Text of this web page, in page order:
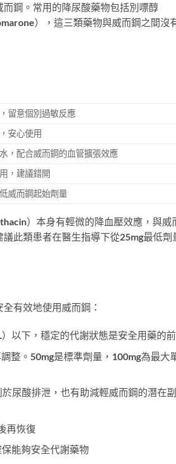
鋼。常用的降尿酸藥物包括別嘌醇
），這三類藥物與威而鋼之間沒
留意個別過敏反應
安心使用
，配合威而鋼的血管擴張效應
，建議錯開
威而鋼起始劑量
）本身有輕微的降血壓效應，與威
此類患者在醫生指導下從25mg最低劑
有效地使用威而鋼：
以下，穩定的代謝狀態是安全用藥的
整。50mg是標準劑量，100mg為最大
尿酸排泄，也有助減輕威而鋼的潛在
再恢復
能夠安全代謝藥物